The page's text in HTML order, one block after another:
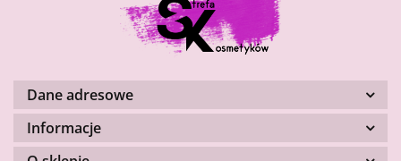
GUAM
Dane adresowe
Informacje